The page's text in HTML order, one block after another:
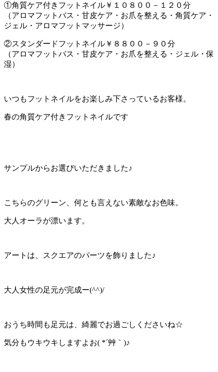
①角質ケア付きフットネイル￥１０８００－１２０分
（アロマフットバス・甘皮ケア・お爪を整える・角質ケア・
ジェル・アロマフットマッサージ）
②スタンダードフットネイル￥８８００－９０分
（アロマフットバス・甘皮ケア・お爪を整える・ジェル・保
湿）
いつもフットネイルをお楽しみ下さっているお客様。
春の角質ケア付きフットネイルです
サンプルからお選びいただきました♪
こちらのグリーン、何とも言えない素敵なお色味。
大人オーラが漂います。
アートは、スクエアのパーツを飾りました♪
大人女性の足元が完成ー(^^)/
おうち時間も足元は、綺麗でお過ごしくださいね☆
気分もウキウキしますよお( *´艸｀)♪